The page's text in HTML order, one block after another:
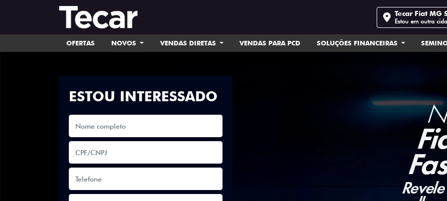
Tecar Fiat MG
Estou em outra
OFERTAS NOVOS VENDAS DIRETAS VENDAS PARA PCD SOLUÇÕES FINANCEIRAS
ESTOU INTERESSADO